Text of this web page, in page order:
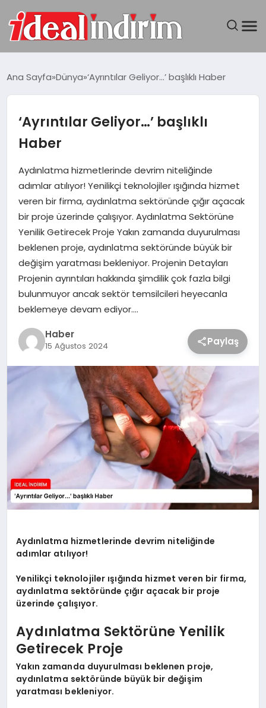
BILGISAYAR
DÜNYA
TEKNOLOJI
YAŞAM
Ana Sayfa Dünya ‘Ayrıntılar Geliyor…’ başlıklı Haber
‘Ayrıntılar Geliyor…’ başlıklı
Haber
Aydınlatma hizmetlerinde devrim niteliğinde
adımlar atılıyor! Yenilikçi teknolojiler ışığında hizmet
veren bir firma, aydınlatma sektöründe çığır açacak
bir proje üzerinde çalışıyor. Aydınlatma Sektörüne
Yenilik Getirecek Proje Yakın zamanda duyurulması
beklenen proje, aydınlatma sektöründe büyük bir
değişim yaratması bekleniyor. Projenin Detayları
Projenin ayrıntıları hakkında şimdilik çok fazla bilgi
bulunmuyor ancak sektör temsilcileri heyecanla
beklemeye devam ediyor….
Haber
15 Ağustos 2024 Paylaş
Aydınlatma hizmetlerinde devrim niteliğinde
adımlar atılıyor!
Yenilikçi teknolojiler ışığında hizmet veren bir firma,
aydınlatma sektöründe çığır açacak bir proje
üzerinde çalışıyor.
Aydınlatma Sektörüne Yenilik
Getirecek Proje
Yakın zamanda duyurulması beklenen proje,
aydınlatma sektöründe büyük bir değişim
yaratması bekleniyor.